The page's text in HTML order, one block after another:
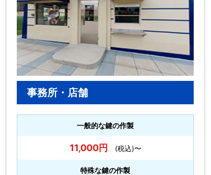
事務所・店舗
一般的な鍵の作製
11,000円 (税込)〜
特殊な鍵の作製